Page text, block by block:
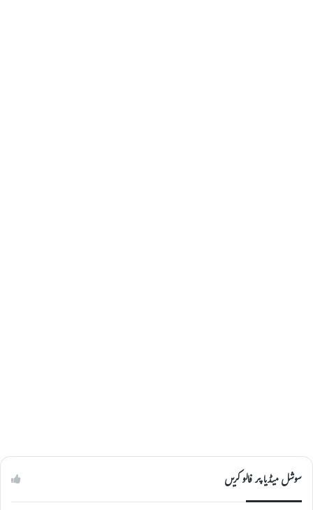
سوشل میڈیا پر فالو کریں